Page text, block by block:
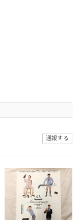
通報する